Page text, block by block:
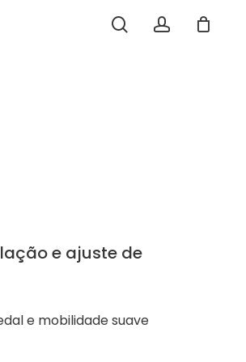
searchaccount
Close
e ajuste de
e mobilidade suave